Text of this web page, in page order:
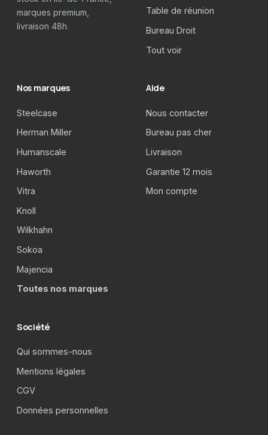
marques premium,
livraison 48h.
Table de réunion
Bureau Droit
Tout voir
Nos marques
Steelcase
Herman Miller
Humanscale
Haworth
Vitra
Knoll
Wilkhahn
Sokoa
Majencia
Toutes nos marques
Aide
Nous contacter
Bureau pas cher
Livraison
Garantie 12 mois
Mon compte
Société
Qui sommes-nous
Mentions légales
CGV
Données personnelles